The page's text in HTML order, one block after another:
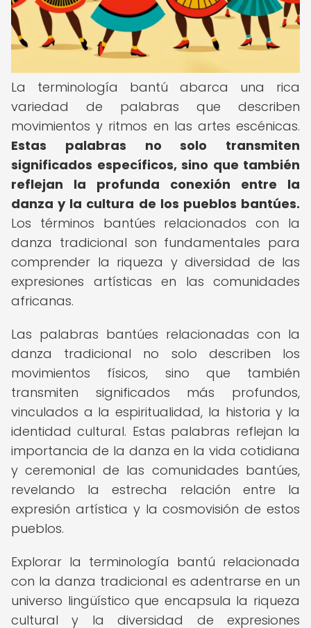
La terminología bantú abarca una rica
variedad de palabras que describen
movimientos y ritmos en las artes escénicas.
Estas palabras no solo transmiten
significados específicos, sino que también
reflejan la profunda conexión entre la
danza y la cultura de los pueblos bantúes.
Los términos bantúes relacionados con la
danza tradicional son fundamentales para
comprender la riqueza y diversidad de las
expresiones artísticas en las comunidades
africanas.
Las palabras bantúes relacionadas con la
danza tradicional no solo describen los
movimientos físicos, sino que también
transmiten significados más profundos,
vinculados a la espiritualidad, la historia y la
identidad cultural. Estas palabras reflejan la
importancia de la danza en la vida cotidiana
y ceremonial de las comunidades bantúes,
revelando la estrecha relación entre la
expresión artística y la cosmovisión de estos
pueblos.
Explorar la terminología bantú relacionada
con la danza tradicional es adentrarse en un
universo lingüístico que encapsula la riqueza
cultural y la diversidad de expresiones